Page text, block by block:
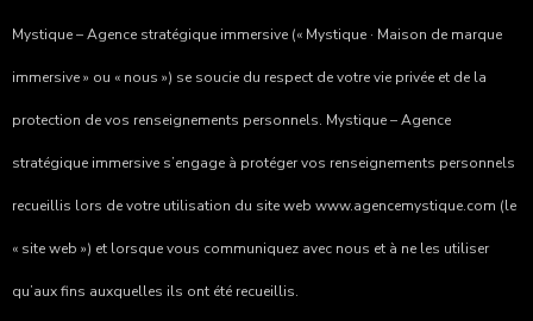
Mystique – Agence stratégique immersive (« Mystique · Maison de marque
immersive» ou « nous ») se soucie du respect de votre vie privée et de la
protection de vos renseignements personnels. Mystique – Agence
stratégique immersive s’engage à protéger vos renseignements personnels
recueillis lors de votre utilisation du site web www.agencemystique.com (le
« site web ») et lorsque vous communiquez avec nous et à ne les utiliser
qu’aux fins auxquelles ils ont été recueillis.